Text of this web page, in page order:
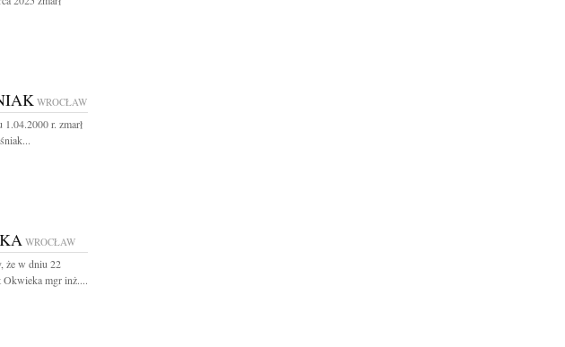
WROCŁAW
r. zmarł
WROCŁAW
że w dniu 22
Okwieka mgr inż....